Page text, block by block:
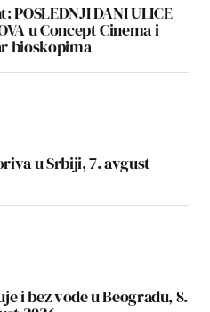
POSLEDNJI DANI ULICE
u Concept Cinema i
bioskopima
u Srbiji, 7. avgust
i bez vode u Beogradu, 8.